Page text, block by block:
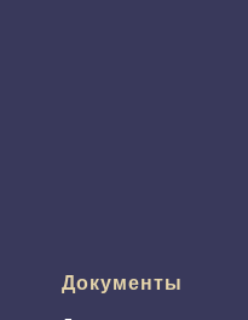
Документы